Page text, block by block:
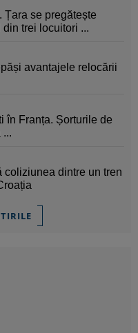
Țara se pregătește
trei locuitori ...
avantajele relocării
în Franța. Șorturile de
...
coliziunea dintre un tren